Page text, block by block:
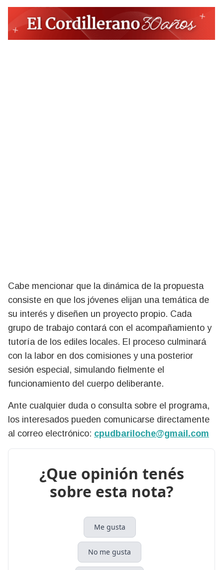
Cabe mencionar que la dinámica de la propuesta
consiste en que los jóvenes elijan una temática de
su interés y diseñen un proyecto propio. Cada
grupo de trabajo contará con el acompañamiento y
tutoría de los ediles locales. El proceso culminará
con la labor en dos comisiones y una posterior
sesión especial, simulando fielmente el
funcionamiento del cuerpo deliberante.
Ante cualquier duda o consulta sobre el programa,
los interesados pueden comunicarse directamente
al correo electrónico: cpudbariloche@gmail.com
¿Que opinión tenés
sobre esta nota?
Me gusta
No me gusta